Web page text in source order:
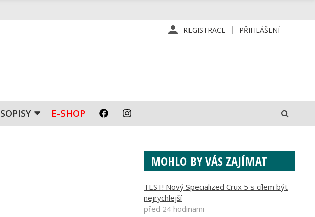
REGISTRACE PŘIHLÁŠENÍ
E-SHOP
MOHLO BY VÁS ZAJÍMAT
TEST! Nový Specialized Crux 5 s cílem být
nejrychlejší
před 24 hodinami